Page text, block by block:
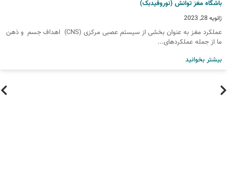
باشگاه مغز توانش (نوروفیدبک)
ژانویه 28, 2023
عملکرد مغز به عنوان بخشی از سیستم عصبی مرکزی (CNS) اهداف جسم و ذهن
ما از جمله عملکردهای...
بیشتر بخوانید